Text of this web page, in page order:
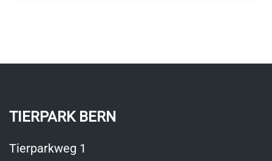
TIERPARK BERN
Tierparkweg 1